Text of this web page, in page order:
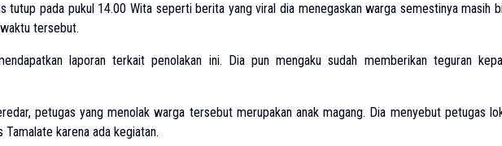
tutup pada pukul 14.00 Wita seperti berita yang viral dia menegaskan warga semestinya masih
tersebut.
laporan terkait penolakan ini. Dia pun mengaku sudah memberikan teguran
petugas yang menolak warga tersebut merupakan anak magang. Dia menyebut petugas
karena ada kegiatan.